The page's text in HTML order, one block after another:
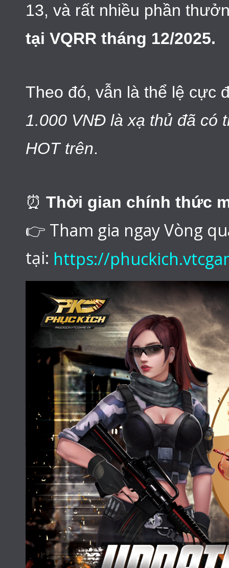
13, và rất nhiều phần
tại VQRR tháng 12/2025.
Theo đó, vẫn là thể lệ cực
1.000 VNĐ là xạ thủ đã có
HOT trên.
⏰ Thời gian chính thức
👉 Tham gia ngay Vòng
tại: https://